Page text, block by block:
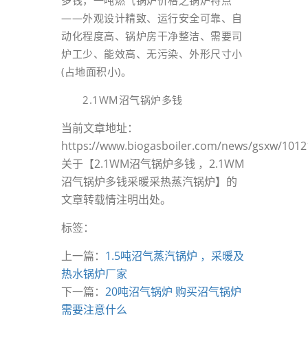
——外观设计精致、运行安全可靠、自
动化程度高、锅炉房干净整洁、需要司
炉工少、能效高、无污染、外形尺寸小
(占地面积小)。
2.1WM沼气锅炉多钱
当前文章地址：
https://www.biogasboiler.com/news/gsxw/
关于【2.1WM沼气锅炉多钱 ，2.1WM
沼气锅炉多钱采暖采热蒸汽锅炉】的
文章转载情注明出处。
标签：
上一篇： 1.5吨沼气蒸汽锅炉 ，采暖及
热水锅炉厂家
下一篇： 20吨沼气锅炉 购买沼气锅炉
需要注意什么